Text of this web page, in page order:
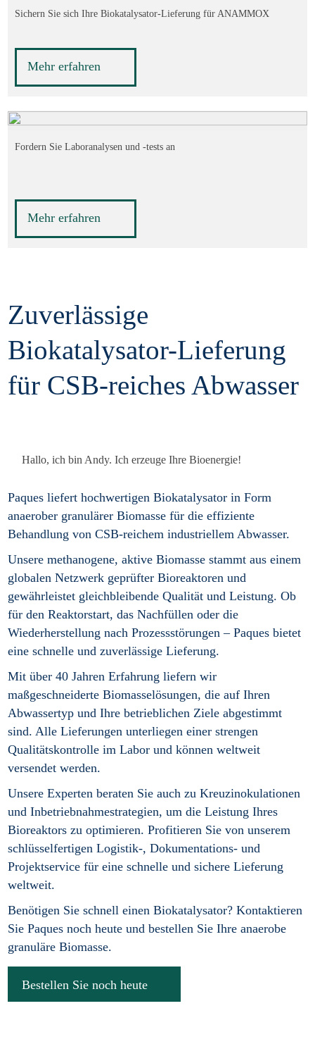
Sichern Sie sich Ihre Biokatalysator-Lieferung für ANAMMOX
Mehr erfahren
Fordern Sie Laboranalysen und -tests an
Mehr erfahren
Zuverlässige
Biokatalysator-Lieferung
für CSB-reiches Abwasser
Paques liefert hochwertigen Biokatalysator in Form
anaerober granulärer Biomasse für die effiziente
Behandlung von CSB-reichem industriellem Abwasser.
Unsere methanogene, aktive Biomasse stammt aus einem
globalen Netzwerk geprüfter Bioreaktoren und
gewährleistet gleichbleibende Qualität und Leistung. Ob
für den Reaktorstart, das Nachfüllen oder die
Wiederherstellung nach Prozessstörungen – Paques bietet
eine schnelle und zuverlässige Lieferung.
Mit über 40 Jahren Erfahrung liefern wir
maßgeschneiderte Biomasselösungen, die auf Ihren
Abwassertyp und Ihre betrieblichen Ziele abgestimmt
sind. Alle Lieferungen unterliegen einer strengen
Qualitätskontrolle im Labor und können weltweit
versendet werden.
Unsere Experten beraten Sie auch zu Kreuzinokulationen
und Inbetriebnahmestrategien, um die Leistung Ihres
Bioreaktors zu optimieren. Profitieren Sie von unserem
schlüsselfertigen Logistik-, Dokumentations- und
Projektservice für eine schnelle und sichere Lieferung
weltweit.
Benötigen Sie schnell einen Biokatalysator? Kontaktieren
Sie Paques noch heute und bestellen Sie Ihre anaerobe
granuläre Biomasse.
Bestellen Sie noch heute
Hallo, ich bin Andy. Ich erzeuge Ihre Bioenergie!